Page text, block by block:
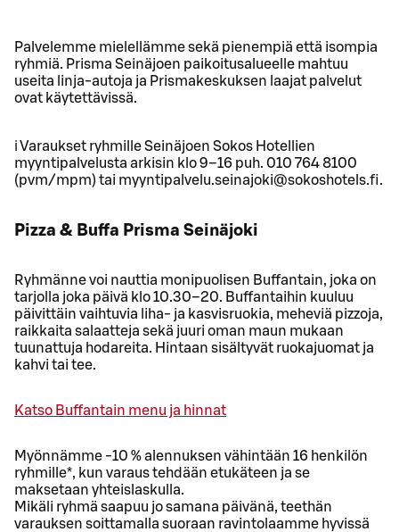
Palvelemme mielellämme sekä pienempiä että isompia
ryhmiä. Prisma Seinäjoen paikoitusalueelle mahtuu
useita linja-autoja ja Prismakeskuksen laajat palvelut
ovat käytettävissä.
ℹ️ Varaukset ryhmille Seinäjoen Sokos Hotellien
myyntipalvelusta arkisin klo 9–16 puh. 010 764 8100
(pvm/mpm) tai myyntipalvelu.seinajoki@sokoshotels.fi.
Pizza & Buffa Prisma Seinäjoki
Ryhmänne voi nauttia monipuolisen Buffantain, joka on
tarjolla joka päivä klo 10.30–20. Buffantaihin kuuluu
päivittäin vaihtuvia liha- ja kasvisruokia, meheviä pizzoja,
raikkaita salaatteja sekä juuri oman maun mukaan
tuunattuja hodareita. Hintaan sisältyvät ruokajuomat ja
kahvi tai tee.
Katso Buffantain menu ja hinnat
Myönnämme -10 % alennuksen vähintään 16 henkilön
ryhmille*, kun varaus tehdään etukäteen ja se
maksetaan yhteislaskulla.
Mikäli ryhmä saapuu jo samana päivänä, teethän
varauksen soittamalla suoraan ravintolaamme hyvissä